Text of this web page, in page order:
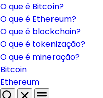
O que é Bitcoin?
O que é Ethereum?
O que é blockchain?
O que é tokenização?
O que é mineração?
Bitcoin
Ethereum